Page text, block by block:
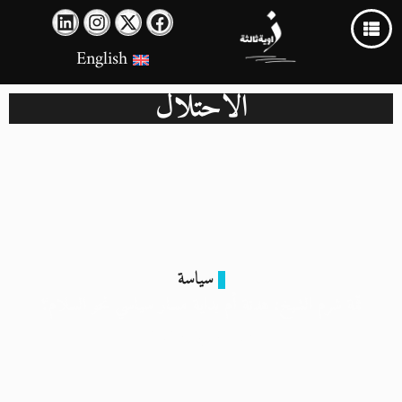
English
الاحتلال
سياسة